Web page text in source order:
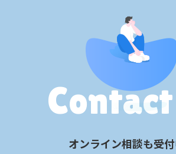
オンライン相談も受付